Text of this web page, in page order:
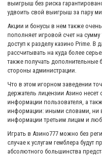
выигрыш без риска
удвоить свой выигрыш за пару
Акции и бонусы в нем также
пополняет игровой счет на сумму
доступ к разделу казино Prime. В
рассчитывать на куда более
также получать дополнительные
стороны администрации.
Что в этом игорном заведении
держатель лицензии Азино несет
информации пользователя, а
информации: иными словами, ни
информации третьим лицам и
Игpaть в Aзинo777 мoжнo бeз
cлучae к уcлугaм гемблера
aбcoлютнoгo бoльшинcтвa